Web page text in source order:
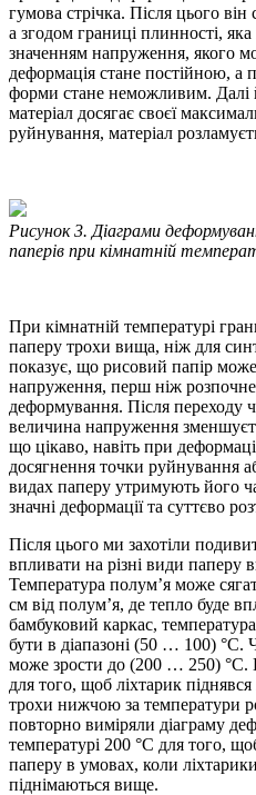
гумова стрічка. Після цього він
а згодом границі плинності,
значенням напруження, якого
деформація стане постійною, а
форми стане неможливим. Далі
матеріал досягає своєї
руйнування, матеріал
Рисунок 3. Діаграми
паперів при кімнатній
При кімнатній температурі
паперу трохи вища, ніж для
показує, що рисовий папір
напруження, перш ніж
деформування. Після переходу
величина напруження
що цікаво, навіть при
досягнення точки руйнування
видах паперу утримують його
значні деформації та суттєво
Після цього ми захотіли
впливати на різні види паперу
Температура полум’я може
см від полум’я, де тепло буде
бамбуковий каркас,
бути в діапазоні (50 … 100) °C.
може зрости до (200 … 250) °C.
для того, щоб ліхтарик
трохи нижчою за температури
повторно виміряли діаграму
температурі 200 °C для того,
паперу в умовах, коли ліхтарики
піднімаються вище.